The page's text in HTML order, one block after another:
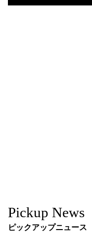
Pickup News
ピックアップニュース